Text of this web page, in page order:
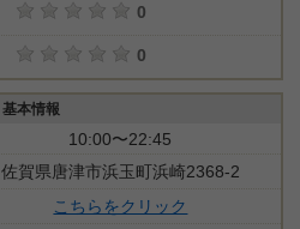
0
0
基本情報
10:00〜22:45
佐賀県唐津市浜玉町浜崎2368-2
こちらをクリック